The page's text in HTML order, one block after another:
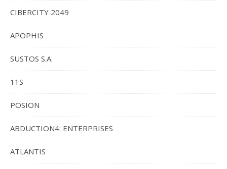
CIBERCITY 2049
APOPHIS
SUSTOS S.A.
11S
POSION
ABDUCTION4: ENTERPRISES
ATLANTIS